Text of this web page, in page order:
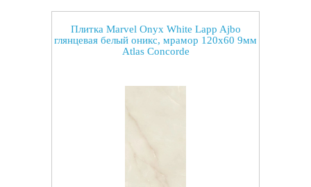
Плитка Marvel Onyx White Lapp Ajbo
глянцевая белый оникс, мрамор 120x60 9мм
Atlas Concorde